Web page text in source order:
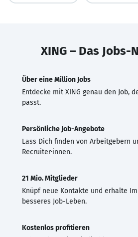
XING – Das Jobs-
Über eine Million Jobs
Entdecke mit XING genau den Job,
passt.
Persönliche Job-Angebote
Lass Dich finden von Arbeitgebern
Recruiter·innen.
21 Mio. Mitglieder
Knüpf neue Kontakte und erhalte
besseres Job-Leben.
Kostenlos profitieren